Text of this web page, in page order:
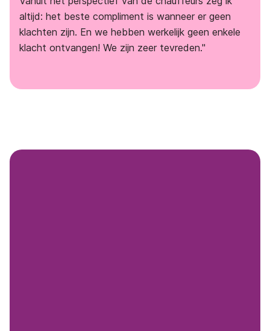
altijd: het beste compliment is wanneer er geen
klachten zijn. En we hebben werkelijk geen enkele
klacht ontvangen! We zijn zeer tevreden."